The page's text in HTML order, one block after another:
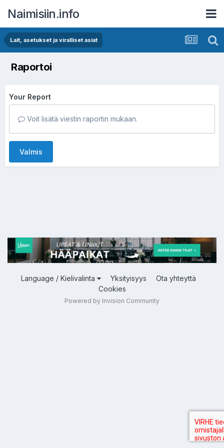
Naimisiin.info
Lait, asetukset ja viralliset asiat
Raportoi
Your Report
Voit lisätä viestin raportin mukaan.
Valmis
Language / Kielivalinta Yksityisyys
Ota yhteyttä
Cookies
Powered by Invision Community